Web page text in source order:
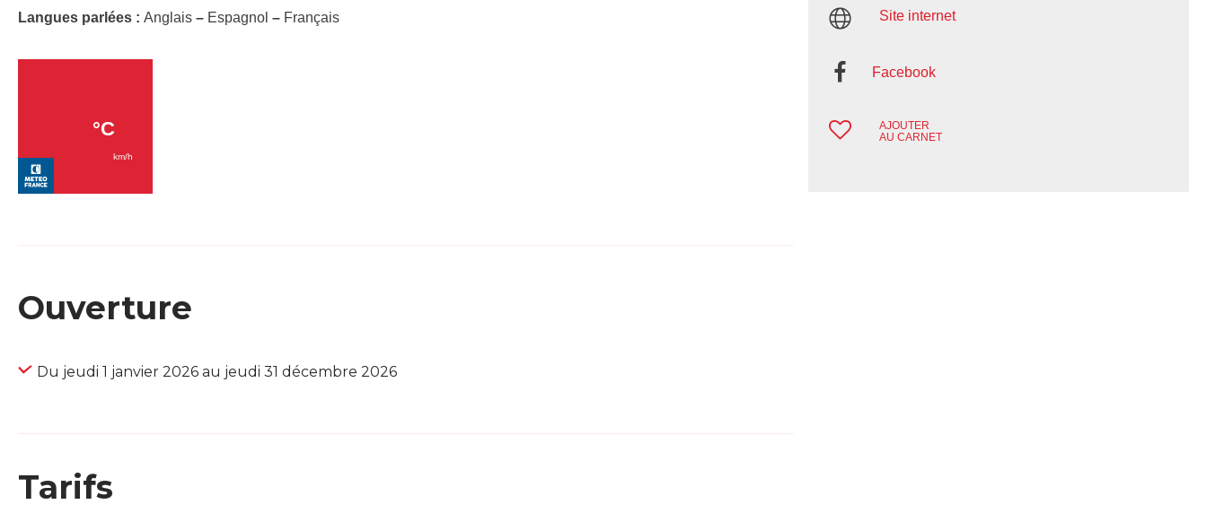
Langues parlées : Anglais – Espagnol – Français
Ouverture
Du jeudi 1 janvier 2026 au jeudi 31 décembre 2026
Tarifs
Site internet
Facebook
AJOUTER
AU CARNET